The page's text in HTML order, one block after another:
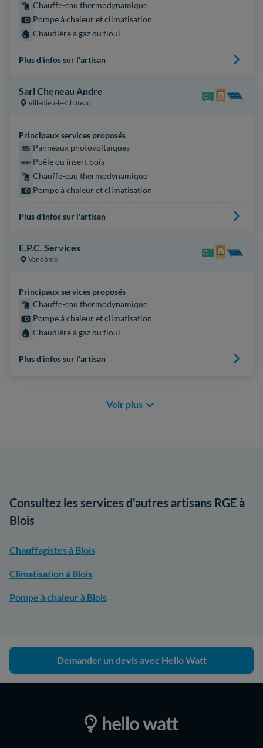
Chauffe-eau thermodynamique
Pompe à chaleur et climatisation
Chaudière à gaz ou fioul
Plus d'infos sur l'artisan
Sarl Cheneau Andre
Villedieu-le-Château
Principaux services proposés
Panneaux photovoltaïques
Poêle ou insert bois
Chauffe-eau thermodynamique
Pompe à chaleur et climatisation
Plus d'infos sur l'artisan
E.P.C. Services
Vendôme
Principaux services proposés
Chauffe-eau thermodynamique
Pompe à chaleur et climatisation
Chaudière à gaz ou fioul
Plus d'infos sur l'artisan
Voir plus
Consultez les services d'autres artisans RGE à
Blois
Chauffagistes à Blois
Climatisation à Blois
Pompe à chaleur à Blois
Demander un devis avec Hello Watt